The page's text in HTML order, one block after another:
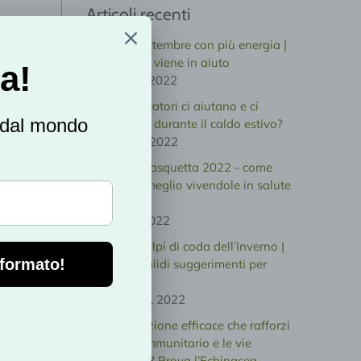
Articoli recenti
Affronta settembre con più energia |
La natura ti viene in aiuto
agosto 31, 2022
Quali integratori ci aiutano e ci
supportano durante il caldo estivo?
giugno 06, 2022
Pasqua e Pasquetta 2022 - come
goderle al meglio vivendole in salute
aprile 13, 2022
Gli ultimi colpi di coda dell’Inverno |
Ecco due validi suggerimenti per
difendersi!
febbraio 15, 2022
Cerchi un’azione efficace che rafforzi
il sistema immunitario e le vie